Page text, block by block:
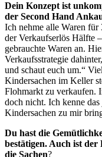
Dein Konzept ist
der Second Hand
Ich nehme alle Waren
der Verkaufserlös Hälfte
gebrauchte Waren an.
Verkaufsstrategie
und schaut euch um.“
Kindersachen im Keller
Flohmarkt zu verkaufen.
doch nicht. Ich kenne
Kindersachen zu mir
Du hast die
bestätigen. Auch ist
die Sachen?